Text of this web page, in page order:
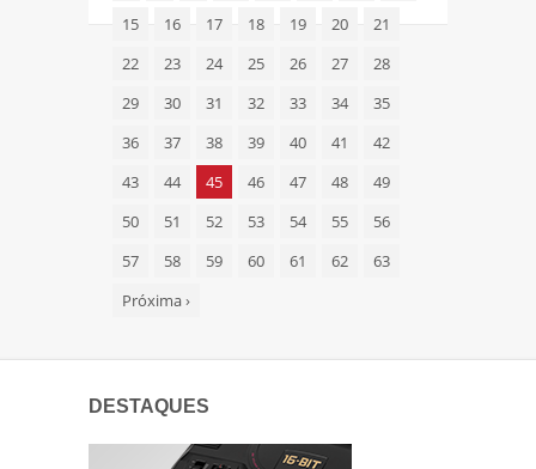
15
16 17 18 19 20
21
22
23 24 25 26 27
28
29
30 31 32 33 34
35
36
37 38 39 40 41
42
43
44 45 46 47 48
49
50
51 52 53 54 55
56
57
58 59 60 61 62
63
Próxima›
DESTAQUES